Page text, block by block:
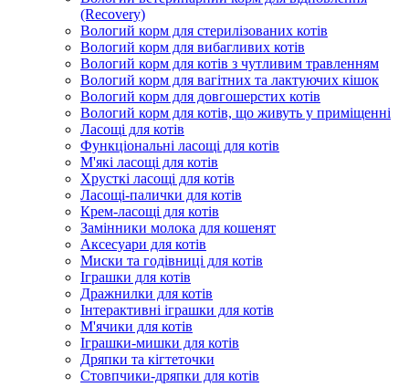
(Recovery)
Вологий корм для стерилізованих котів
Вологий корм для вибагливих котів
Вологий корм для котів з чутливим травленням
Вологий корм для вагітних та лактуючих кішок
Вологий корм для довгошерстих котів
Вологий корм для котів, що живуть у приміщенні
Ласощі для котів
Функціональні ласощі для котів
М'які ласощі для котів
Хрусткі ласощі для котів
Ласощі-палички для котів
Крем-ласощі для котів
Замінники молока для кошенят
Аксесуари для котів
Миски та годівниці для котів
Іграшки для котів
Дражнилки для котів
Інтерактивні іграшки для котів
М'ячики для котів
Іграшки-мишки для котів
Дряпки та кігтеточки
Стовпчики-дряпки для котів